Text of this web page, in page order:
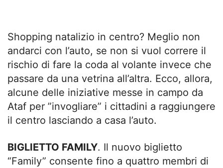
Shopping natalizio in centro? Meglio non
andarci con l’auto, se non si vuol correre il
rischio di fare la coda al volante invece che
passare da una vetrina all’altra. Ecco, allora,
alcune delle iniziative messe in campo da
Ataf per ”invogliare” i cittadini a raggiungere
il centro lasciando a casa l’auto.
BIGLIETTO FAMILY. Il nuovo biglietto
“Family” consente fino a quattro membri di